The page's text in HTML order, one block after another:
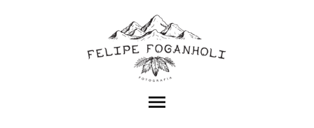
menu